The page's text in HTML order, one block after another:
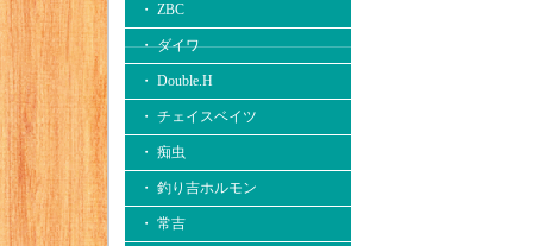
・ ZBC
・ ダイワ
・ Double.H
・ チェイスベイツ
・ 痴虫
・ 釣り吉ホルモン
・ 常吉